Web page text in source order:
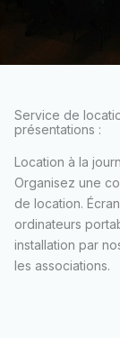
Service de
présentations :
Location à la
Organisez une
de location.
ordinateurs
installation par
les associations.